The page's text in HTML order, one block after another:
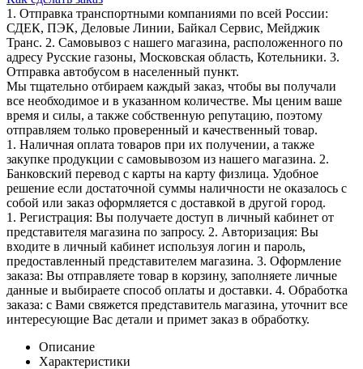
1. Отправка транспортными компаниями по всей России:
СДЕК, ПЭК, Деловые Линии, Байкал Сервис, Мейджик
Транс. 2. Самовывоз с нашего магазина, расположенного по
адресу Русские газоны, Московская область, Котельники. 3.
Отправка автобусом в населенный пункт.
Мы тщательно отбираем каждый заказ, чтобы вы получали
все необходимое и в указанном количестве. Мы ценим ваше
время и силы, а также собственную репутацию, поэтому
отправляем только проверенный и качественный товар.
1. Наличная оплата товаров при их получении, а также
закупке продукции с самовывозом из нашего магазина. 2.
Банковский перевод с карты на карту физлица. Удобное
решение если достаточной суммы наличности не оказалось с
собой или заказ оформляется с доставкой в другой город.
1. Регистрация: Вы получаете доступ в личный кабинет от
представителя магазина по запросу. 2. Авторизация: Вы
входите в личный кабинет используя логин и пароль,
предоставленный представителем магазина. 3. Оформление
заказа: Вы отправляете товар в корзину, заполняете личные
данные и выбираете способ оплаты и доставки. 4. Обработка
заказа: с Вами свяжется представитель магазина, уточнит все
интересующие Вас детали и примет заказ в обработку.
Описание
Характеристики